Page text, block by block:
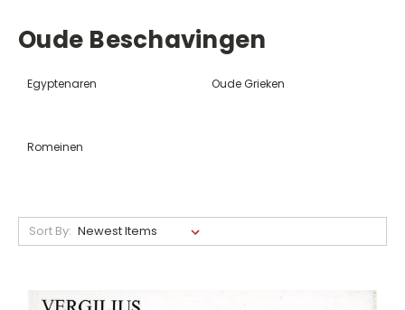
Oude Beschavingen
Egyptenaren Oude Grieken
Romeinen
Sort By: